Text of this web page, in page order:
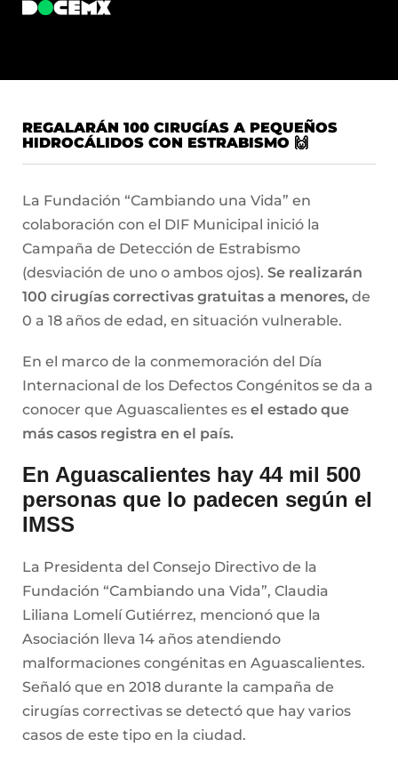
REGALARÁN 100 CIRUGÍAS A PEQUEÑOS
HIDROCÁLIDOS CON ESTRABISMO 🙌
La Fundación “Cambiando una Vida” en
colaboración con el DIF Municipal inició la
Campaña de Detección de Estrabismo
(desviación de uno o ambos ojos). Se realizarán
100 cirugías correctivas gratuitas a menores, de
0 a 18 años de edad, en situación vulnerable.
En el marco de la conmemoración del Día
Internacional de los Defectos Congénitos se da a
conocer que Aguascalientes es el estado que
más casos registra en el país.
En Aguascalientes hay 44 mil 500
personas que lo padecen según el
IMSS
La Presidenta del Consejo Directivo de la
Fundación “Cambiando una Vida”, Claudia
Liliana Lomelí Gutiérrez, mencionó que la
Asociación lleva 14 años atendiendo
malformaciones congénitas en Aguascalientes.
Señaló que en 2018 durante la campaña de
cirugías correctivas se detectó que hay varios
casos de este tipo en la ciudad.